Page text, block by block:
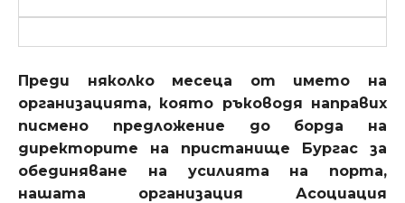
Преди няколко месеца от името на
организацията, която ръководя направих
писмено предложение до борда на
директорите на пристанище Бургас за
обединяване на усилията на порта,
нашата организация Асоциация